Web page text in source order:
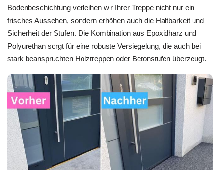
Bodenbeschichtung verleihen wir Ihrer Treppe nicht nur ein
frisches Aussehen, sondern erhöhen auch die Haltbarkeit und
Sicherheit der Stufen. Die Kombination aus Epoxidharz und
Polyurethan sorgt für eine robuste Versiegelung, die auch bei
stark beanspruchten Holztreppen oder Betonstufen überzeugt.